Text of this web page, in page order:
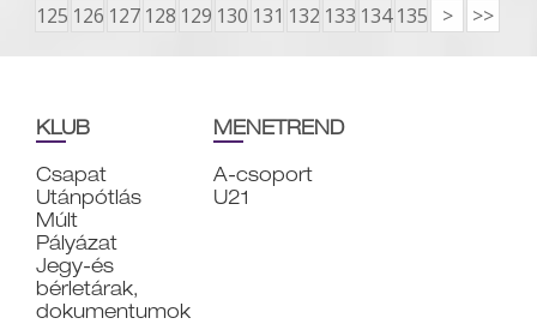
125 126 127 128 129 130 131 132 133 134 135 > >>
KLUB
Csapat
Utánpótlás
Múlt
Pályázat
Jegy-és
bérletárak,
dokumentumok
MENETREND
A-csoport
U21